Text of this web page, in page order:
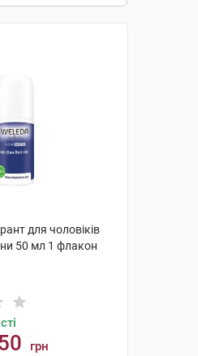
для чоловіків
50 мл 1 флакон
грн